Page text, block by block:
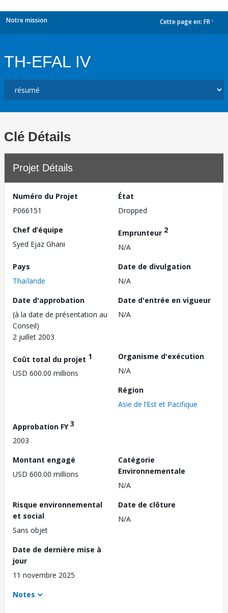
Notre mission Cette page en: FR
TH-EFAL IV
Clé Détails
Projet Détails
Numéro du Projet
P066151
État
Dropped
Chef d’équipe
Syed Ejaz Ghani
Emprunteur 2
N/A
Pays
Thaïlande
Date de divulgation
N/A
Date d'approbation
(à la date de présentation au
Conseil)
2 juillet 2003
Date d'entrée en vigueur
N/A
Coût total du projet 1
USD 600.00 millions
Organisme d'exécution
N/A
Région
Asie de l’Est et Pacifique
Approbation FY3
2003
Montant engagé
USD 600.00 millions
Catégorie
Environnementale
N/A
Risque environnemental
et social
Sans objet
Date de clôture
N/A
Date de dernière mise à
jour
11 novembre 2025
Notes